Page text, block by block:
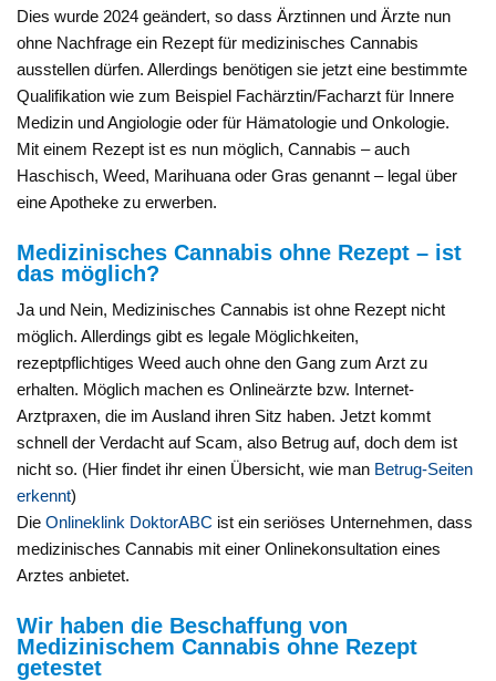
Dies wurde 2024 geändert, so dass Ärztinnen und Ärzte nun
ohne Nachfrage ein Rezept für medizinisches Cannabis
ausstellen dürfen. Allerdings benötigen sie jetzt eine bestimmte
Qualifikation wie zum Beispiel Fachärztin/Facharzt für Innere
Medizin und Angiologie oder für Hämatologie und Onkologie.
Mit einem Rezept ist es nun möglich, Cannabis – auch
Haschisch, Weed, Marihuana oder Gras genannt – legal über
eine Apotheke zu erwerben.
Medizinisches Cannabis ohne Rezept – ist
das möglich?
Ja und Nein, Medizinisches Cannabis ist ohne Rezept nicht
möglich. Allerdings gibt es legale Möglichkeiten,
rezeptpflichtiges Weed auch ohne den Gang zum Arzt zu
erhalten. Möglich machen es Onlineärzte bzw. Internet-
Arztpraxen, die im Ausland ihren Sitz haben. Jetzt kommt
schnell der Verdacht auf Scam, also Betrug auf, doch dem ist
nicht so. (Hier findet ihr einen Übersicht, wie man Betrug-Seiten
erkennt)
DieOnlineklink DoktorABC ist ein seriöses Unternehmen, dass
medizinisches Cannabis mit einer Onlinekonsultation eines
Arztes anbietet.
Wir haben die Beschaffung von
Medizinischem Cannabis ohne Rezept
getestet